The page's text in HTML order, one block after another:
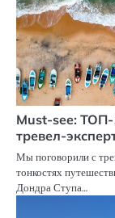
Must-see:
тревел-
Мы поговорили с
тонкостях
Дондра Ступа…